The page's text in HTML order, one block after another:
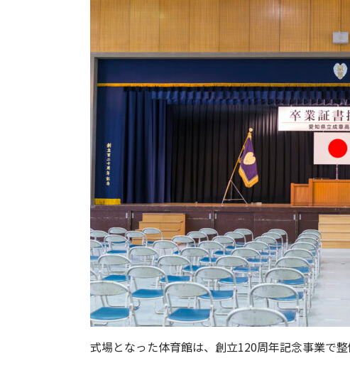
式場となった体育館は、創立120周年記念事業で